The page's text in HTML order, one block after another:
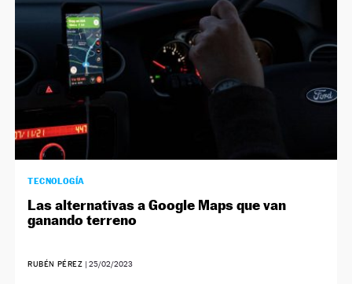
TECNOLOGÍA
Las alternativas a Google Maps que van
ganando terreno
RUBÉN PÉREZ |25/02/2023